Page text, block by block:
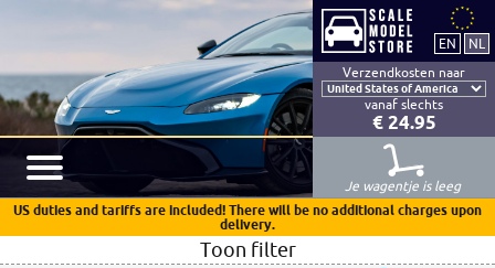
Verzendkosten naar
vanaf slechts
€ 24.95
Je wagentje is leeg
US duties and tariffs are included! There will be no additional charges upon
delivery.
Toon filter